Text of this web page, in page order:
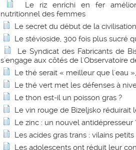
Le riz enrichi en fer
nutritionnel des femmes
Le secret du début de la
Le stévioside, 300 fois plus sucré
Le Syndicat des Fabricants de
s'engage aux côtés de l'Observatoire
Le thé serait « meilleur que l'eau
Le thé vert met les défenses à
Le thon est-il un poisson gras ?
Le vin rouge de Bizeljsko réduirait
Le zinc : un nouvel antidépresseur
Les acides gras trans : vilains
Les adolescents ont réduit leur